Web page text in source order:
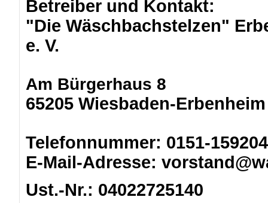
Betreiber und Kontakt:
"Die Wäschbachstelzen"
e. V.
Am Bürgerhaus 8
65205 Wiesbaden-Erbenheim
Telefonnummer: 0151-
E-Mail-Adresse:
Ust.-Nr.: 04022725140